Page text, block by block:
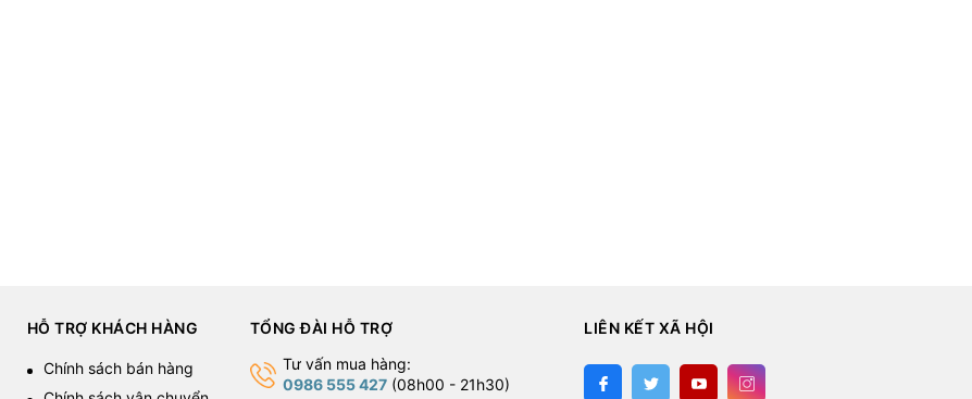
HỖ TRỢ KHÁCH HÀNG
Chính sách bán hàng
TỔNG ĐÀI HỖ TRỢ
Tư vấn mua hàng:
0986 555 427(08h00 - 21h30)
LIÊN KẾT XÃ HỘI